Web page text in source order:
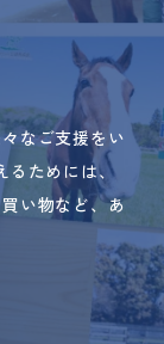
なご支援をい
るためには、
い物など、あ